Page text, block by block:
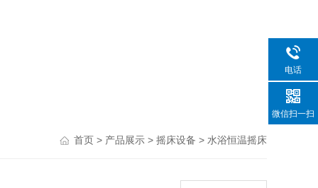
首页 > 产品展示 > 摇床设备 > 水浴恒温摇床
电话
微信扫一扫